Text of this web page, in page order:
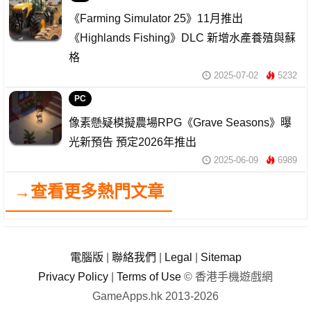
《Farming Simulator 25》11月推出
《Highlands Fishing》DLC 新增水產養殖與蘇
格
2025-07-02 5232
PC
像素懸疑模擬農場RPG《Grave Seasons》曝
光新預告 預定2026年推出
2025-06-09 6989
→查看更多熱門文章
電腦版 聯絡我們 Legal
Sitemap
Privacy Policy
Terms of Use © 香港手機遊戲網
GameApps.hk 2013-2026